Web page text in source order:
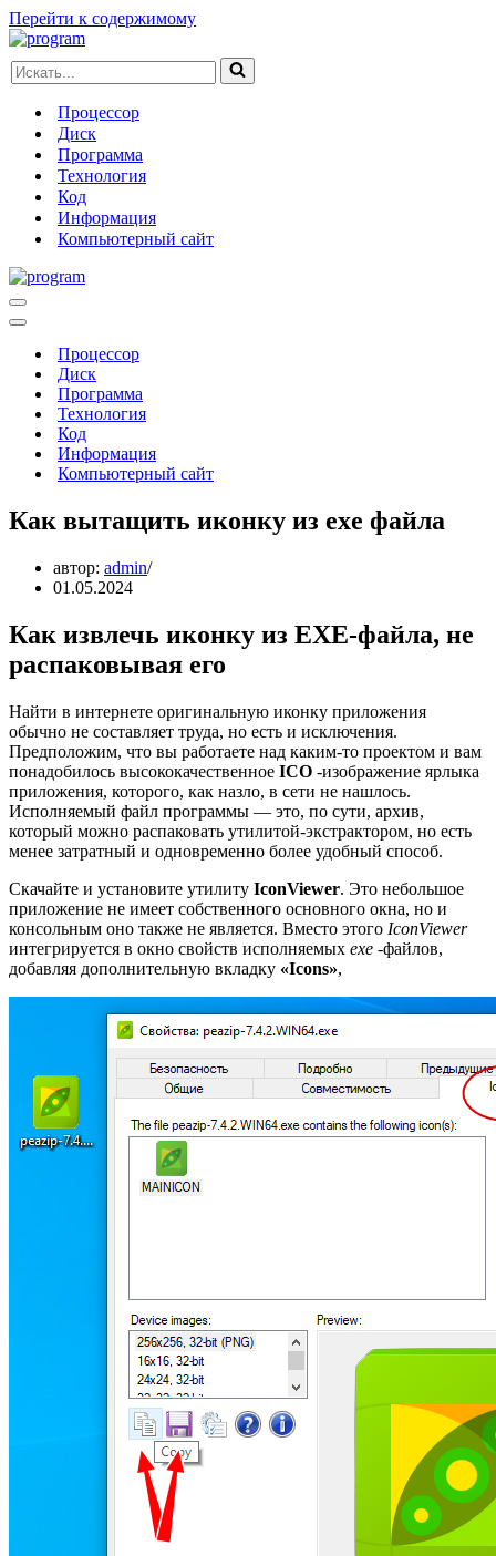
Перейти к содержимому
Искать...
Процессор
Диск
Программа
Технология
Код
Информация
Компьютерный сайт
Меню
навигации
Меню
навигацииПроцессор
Диск
Программа
Технология
Код
Информация
Компьютерный сайт
Как вытащить иконку из exe файла
автор: admin
01.05.2024
Как извлечь иконку из EXE-файла, не
распаковывая его
Найти в интернете оригинальную иконку приложения
обычно не составляет труда, но есть и исключения.
Предположим, что вы работаете над каким-то проектом и вам
понадобилось высококачественное ICO -изображение ярлыка
приложения, которого, как назло, в сети не нашлось.
Исполняемый файл программы — это, по сути, архив,
который можно распаковать утилитой-экстрактором, но есть
менее затратный и одновременно более удобный способ.
Скачайте и установите утилиту IconViewer. Это небольшое
приложение не имеет собственного основного окна, но и
консольным оно также не является. Вместо этого IconViewer
интегрируется в окно свойств исполняемых exe -файлов,
добавляя дополнительную вкладку «Icons»,